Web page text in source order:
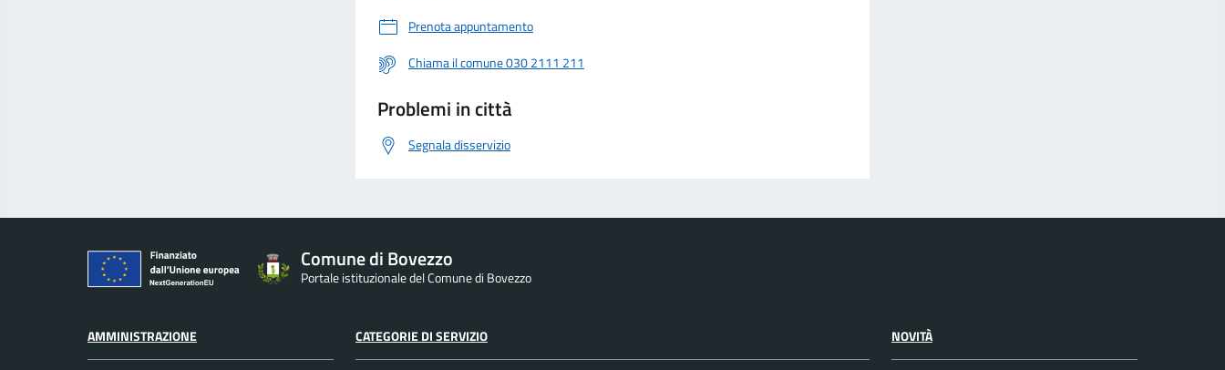
Prenota appuntamento
Chiama il comune 030 2111 211
Problemi in città
Segnala disservizio
Comune di Bovezzo
Portale istituzionale del Comune di Bovezzo
AMMINISTRAZIONE CATEGORIE DI SERVIZIO NOVITÀ